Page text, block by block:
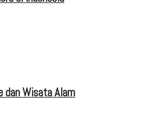
dan Wisata Alam